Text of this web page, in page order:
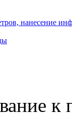
нанесение
к